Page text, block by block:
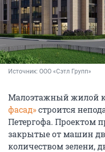
Источник: ООО «Сэтл Групп»
Малоэтажный жилой
фасад»строится
Петергофа. Проектом
закрытые от машин
количеством зелени,